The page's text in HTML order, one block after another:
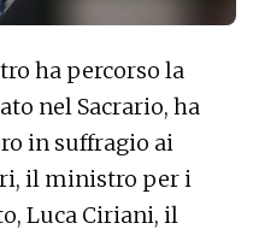
ha percorso la
nel Sacrario, ha
in suffragio ai
il ministro per i
Luca Ciriani, il